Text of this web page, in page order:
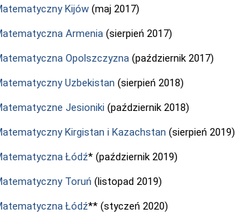
Kijów (maj 2017)
Armenia (sierpień 2017)
Opolszczyzna (październik 2017)
Uzbekistan (sierpień 2018)
Jesioniki (październik 2018)
Kirgistan i Kazachstan (sierpień 2019)
Łódź* (październik 2019)
Toruń (listopad 2019)
Łódź** (styczeń 2020)